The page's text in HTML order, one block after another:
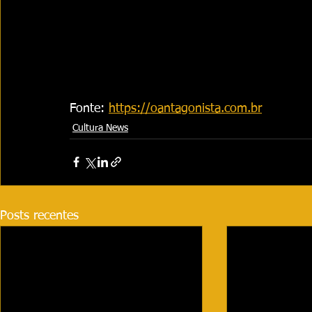
Fonte: https://oantagonista.com.br
Cultura News
Posts recentes